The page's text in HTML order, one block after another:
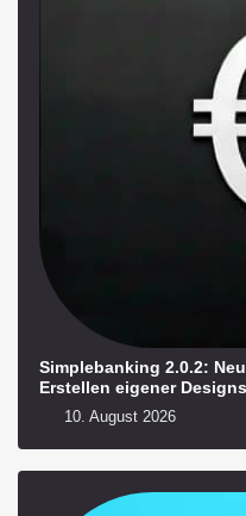
Simplebanking 2.0.2:
Erstellen eigener Designs
10. August 2026